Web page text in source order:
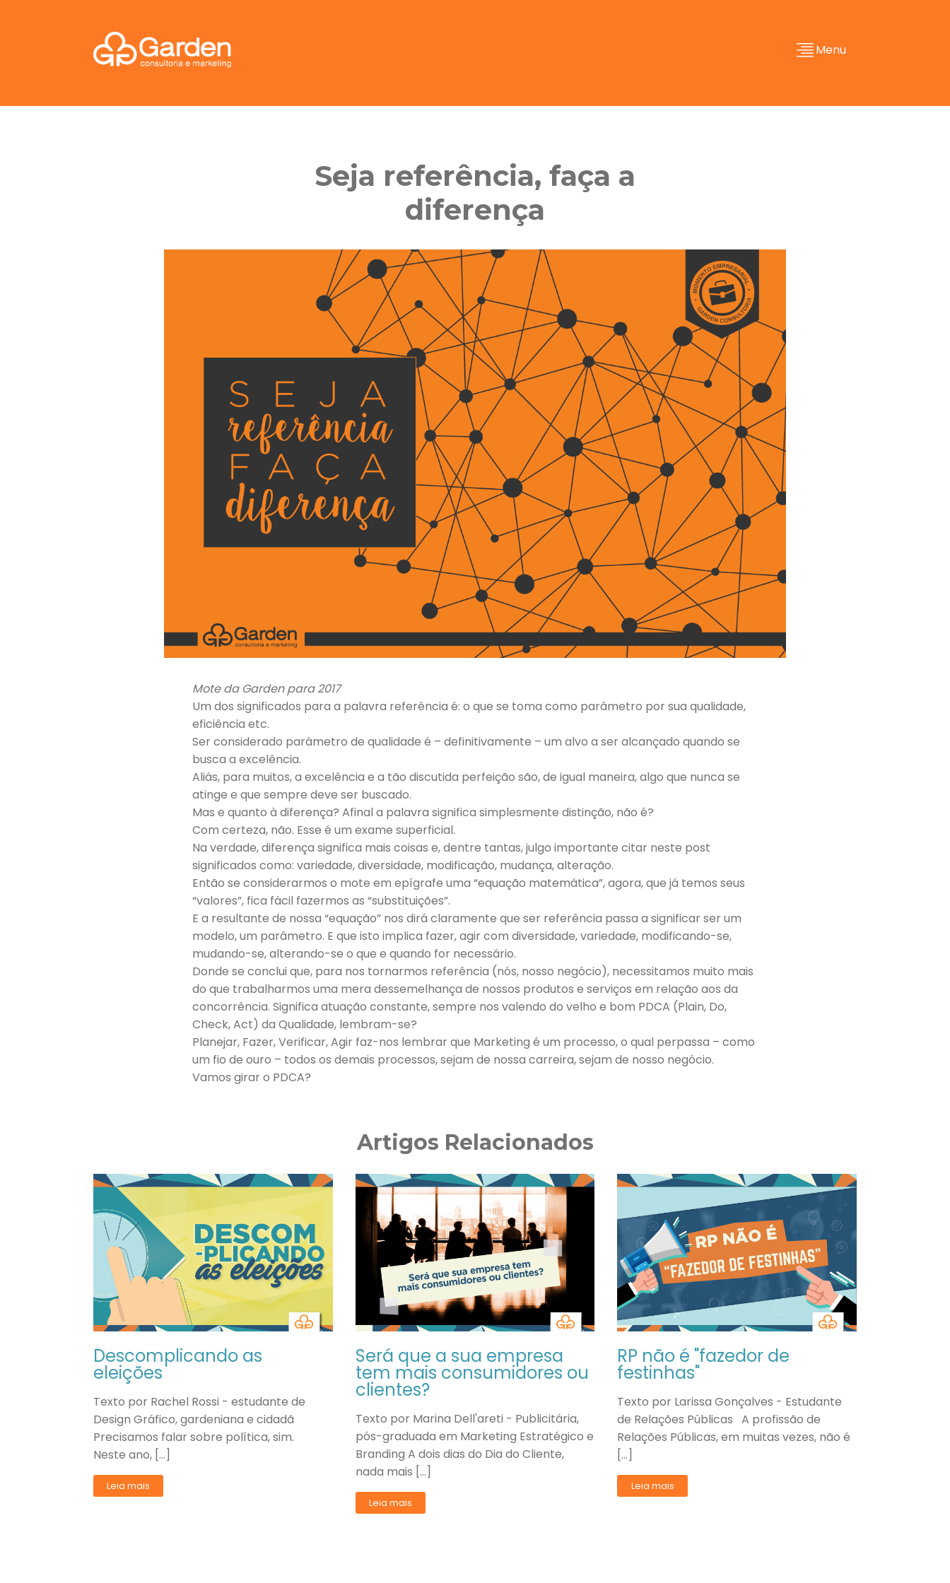
Menu
Seja referência, faça a
diferença
Mote da Garden para 2017
Um dos significados para a palavra referência é: o que se toma como parâmetro por sua qualidade,
eficiência etc.
Ser considerado parâmetro de qualidade é – definitivamente – um alvo a ser alcançado quando se
busca a excelência.
Aliás, para muitos, a excelência e a tão discutida perfeição são, de igual maneira, algo que nunca se
atinge e que sempre deve ser buscado.
Mas e quanto à diferença? Afinal a palavra significa simplesmente distinção, não é?
Com certeza, não. Esse é um exame superficial.
Na verdade, diferença significa mais coisas e, dentre tantas, julgo importante citar neste post
significados como: variedade, diversidade, modificação, mudança, alteração.
Então se considerarmos o mote em epígrafe uma “equação matemática”, agora, que já temos seus
“valores”, fica fácil fazermos as “substituições”.
E a resultante de nossa “equação” nos dirá claramente que ser referência passa a significar ser um
modelo, um parâmetro. E que isto implica fazer, agir com diversidade, variedade, modificando-se,
mudando-se, alterando-se o que e quando for necessário.
Donde se conclui que, para nos tornarmos referência (nós, nosso negócio), necessitamos muito mais
do que trabalharmos uma mera dessemelhança de nossos produtos e serviços em relação aos da
concorrência. Significa atuação constante, sempre nos valendo do velho e bom PDCA (Plain, Do,
Check, Act) da Qualidade, lembram-se?
Planejar, Fazer, Verificar, Agir faz-nos lembrar que Marketing é um processo, o qual perpassa – como
um fio de ouro – todos os demais processos, sejam de nossa carreira, sejam de nosso negócio.
Vamos girar o PDCA?
Artigos Relacionados
Descomplicando as
eleições
Texto por Rachel Rossi - estudante de
Design Gráfico, gardeniana e cidadã
Precisamos falar sobre política, sim.
Neste ano, […]
Leia mais
Será que a sua empresa
tem mais consumidores ou
clientes?
Texto por Marina Dell'areti - Publicitária,
pós-graduada em Marketing Estratégico e
Branding A dois dias do Dia do Cliente,
nada mais […]
Leia mais
RP não é "fazedor de
festinhas"
Texto por Larissa Gonçalves - Estudante
de Relações Públicas A profissão de
Relações Públicas, em muitas vezes, não é
[…]
Leia mais